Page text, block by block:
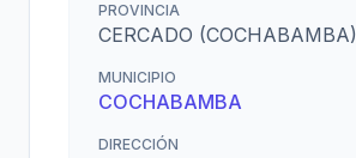
PROVINCIA
CERCADO (COCHABAMBA)
MUNICIPIO
COCHABAMBA
DIRECCIÓN